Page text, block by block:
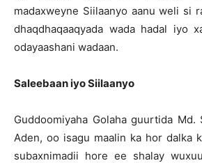
madaxweyne Siilaanyo aanu weli si
dhaqdhaqaaqyada wada hadal iyo
odayaashani wadaan.
Saleebaan iyo Siilaanyo
Guddoomiyaha Golaha guurtida Md.
Aden, oo isagu maalin ka hor dalka
subaxnimadii hore ee shalay